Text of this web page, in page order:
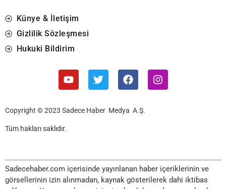
Künye & İletişim
Gizlilik Sözleşmesi
Hukuki Bildirim
Copyright © 2023 Sadece Haber Medya A.Ş.
Tüm hakları saklıdır.
Sadecehaber.com içerisinde yayınlanan haber içeriklerinin ve
görsellerinin izin alınmadan, kaynak gösterilerek dahi iktibas